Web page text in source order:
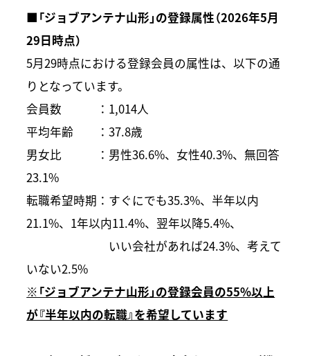
■「ジョブアンテナ山形」の登録属性（2026年5月
29日時点）
5月29時点における登録会員の属性は、以下の通
りとなっています。
会員数 ：1,014人
平均年齢 ：37.8歳
男女比 ：男性36.6%、女性40.3%、無回答
23.1%
転職希望時期：すぐにでも35.3%、半年以内
21.1%、1年以内11.4%、翌年以降5.4%、
いい会社があれば24.3%、考えて
いない2.5%
※「ジョブアンテナ山形」の登録会員の55%以上
が『半年以内の転職』を希望しています